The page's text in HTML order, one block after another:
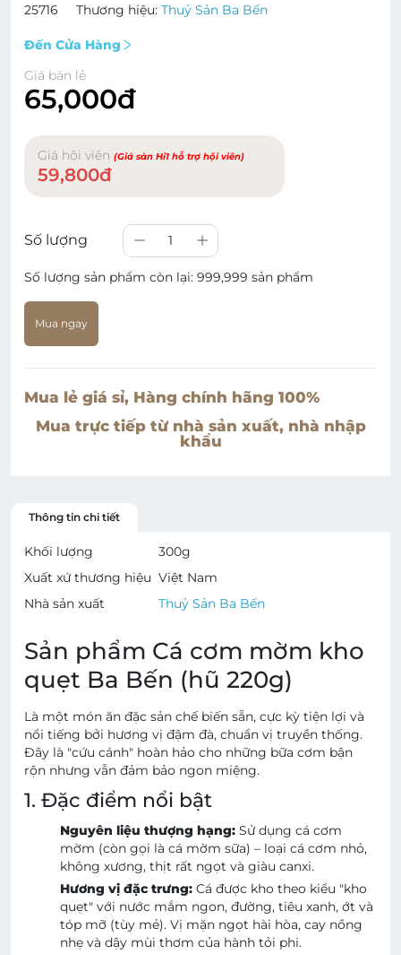
25716 Thương hiệu: Thuỷ Sản Ba Bến
Đến Cửa Hàng
Giá bán lẻ
65,000đ
Giá hội viên (Giá sàn Hi1 hỗ trợ hội viên)
59,800đ
Số lượng 1
Số lượng sản phẩm còn lại: 999,999 sản phẩm
Mua ngay
Mua lẻ giá sỉ, Hàng chính hãng 100%
Mua trực tiếp từ nhà sản xuất, nhà nhập
khẩu
Thông tin chi tiết
Khối lượng 300g
Xuất xứ thương hiệu Việt Nam
Nhà sản xuất
Thuỷ Sản Ba Bến
Sản phẩm Cá cơm mờm kho
quẹt Ba Bến (hũ 220g)
Là một món ăn đặc sản chế biến sẵn, cực kỳ tiện lợi và
nổi tiếng bởi hương vị đậm đà, chuẩn vị truyền thống.
Đây là "cứu cánh" hoàn hảo cho những bữa cơm bận
rộn nhưng vẫn đảm bảo ngon miệng.
1. Đặc điểm nổi bật
Nguyên liệu thượng hạng: Sử dụng cá cơm
mờm (còn gọi là cá mờm sữa) – loại cá cơm nhỏ,
không xương, thịt rất ngọt và giàu canxi.
Hương vị đặc trưng: Cá được kho theo kiểu "kho
quẹt" với nước mắm ngon, đường, tiêu xanh, ớt và
tóp mỡ (tùy mẻ). Vị mặn ngọt hài hòa, cay nồng
nhẹ và dậy mùi thơm của hành tỏi phi.